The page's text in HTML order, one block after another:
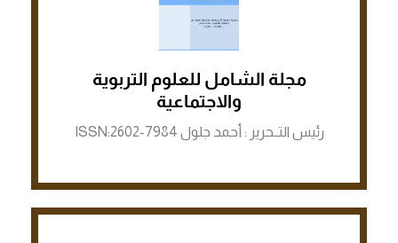
مجلة الشامل للعلوم التربوية
والاجتماعية
رئيس التــحرير : أحمد جلول ISSN:2602-7984
الرابط لمنصة ASJP